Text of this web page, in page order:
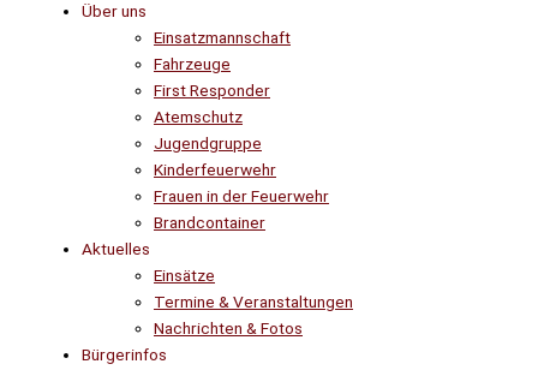
Über uns
Einsatzmannschaft
Fahrzeuge
First Responder
Atemschutz
Jugendgruppe
Kinderfeuerwehr
Frauen in der Feuerwehr
Brandcontainer
Aktuelles
Einsätze
Termine & Veranstaltungen
Nachrichten & Fotos
Bürgerinfos